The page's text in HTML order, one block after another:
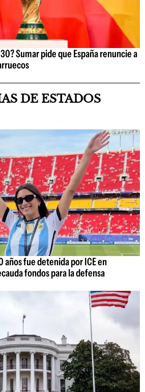
Sumar pide que España renuncie a
DE ESTADOS
años fue detenida por ICE en
fondos para la defensa